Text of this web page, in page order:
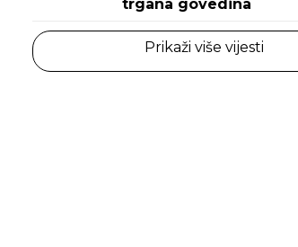
trgana govedina
Prikaži više vijesti